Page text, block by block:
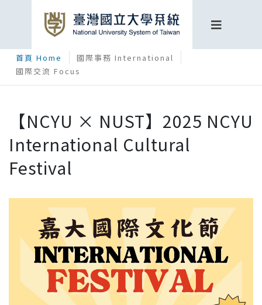
首頁 Home
國際事務 International
國際交流 Focus
【NCYU × NUST】2025 NCYU
International Cultural
Festival